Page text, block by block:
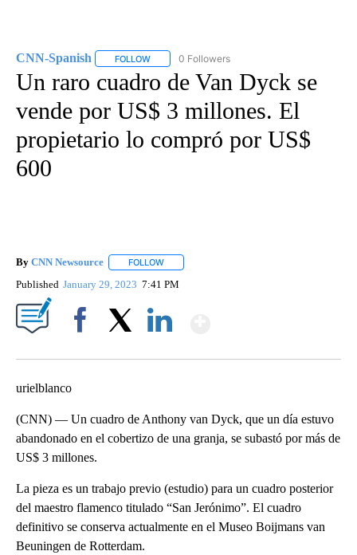
CNN-Spanish FOLLOW FOLLOW "CNN-SPANISH" TO RECEIVE
0 Followers
Un raro cuadro de Van Dyck se
vende por US$ 3 millones. El
propietario lo compró por US$
600
By CNN Newsource FOLLOW
Published January 29, 2023 7:41 PM
urielblanco
(CNN) — Un cuadro de Anthony van Dyck, que un día estuvo
abandonado en el cobertizo de una granja, se subastó por más de
US$ 3 millones.
La pieza es un trabajo previo (estudio) para un cuadro posterior
del maestro flamenco titulado “San Jerónimo”. El cuadro
definitivo se conserva actualmente en el Museo Boijmans van
Beuningen de Rotterdam.